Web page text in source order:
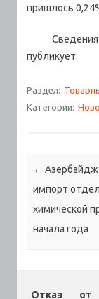
пришлось
Сведения
публикует.
Раздел:
Категории:
Навигация по
←
импорт
химической
начала года
Отказ от